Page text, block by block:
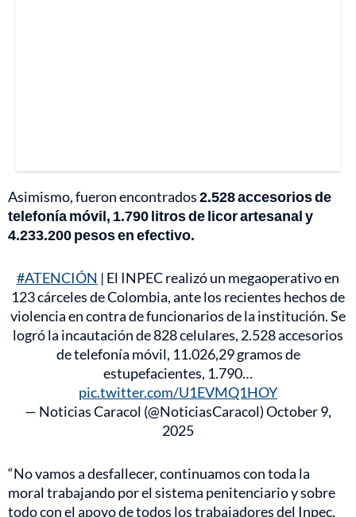
Asimismo, fueron encontrados2.528 accesorios de
telefonía móvil, 1.790 litros de licor artesanal y
4.233.200 pesos en efectivo.
#ATENCIÓN | El INPEC realizó un megaoperativo en
123 cárceles de Colombia, ante los recientes hechos de
violencia en contra de funcionarios de la institución. Se
logró la incautación de 828 celulares, 2.528 accesorios
de telefonía móvil, 11.026,29 gramos de
estupefacientes, 1.790…
pic.twitter.com/U1EVMQ1HOY
— Noticias Caracol (@NoticiasCaracol)October 9,
2025
“No vamos a desfallecer, continuamos con toda la
moral trabajando por el sistema penitenciario y sobre
todo con el apoyo de todos los trabajadores del Inpec,